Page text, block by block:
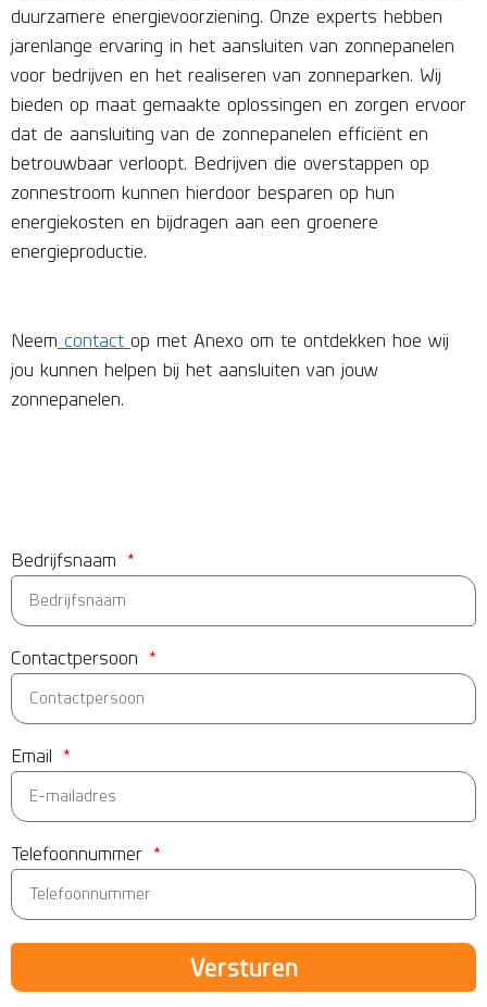
duurzamere energievoorziening. Onze experts hebben
jarenlange ervaring in het aansluiten van zonnepanelen
voor bedrijven en het realiseren van zonneparken. Wij
bieden op maat gemaakte oplossingen en zorgen ervoor
dat de aansluiting van de zonnepanelen efficiënt en
betrouwbaar verloopt. Bedrijven die overstappen op
zonnestroom kunnen hierdoor besparen op hun
energiekosten en bijdragen aan een groenere
energieproductie.
Neem contact op met Anexo om te ontdekken hoe wij
jou kunnen helpen bij het aansluiten van jouw
zonnepanelen.
Bedrijfsnaam
Contactpersoon
Email
Telefoonnummer
Versturen